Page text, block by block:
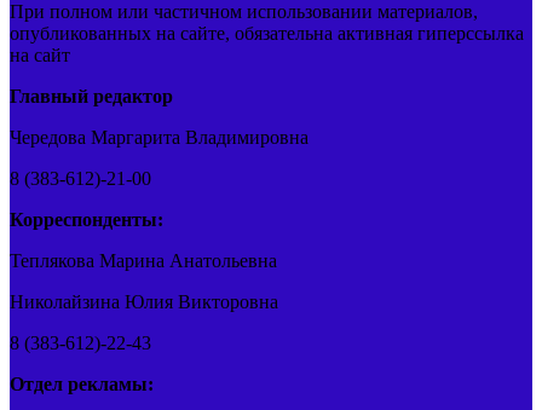
При полном или частичном использовании материалов,
опубликованных на сайте, обязательна активная гиперссылка
на сайт
Главный редактор
Чередова Маргарита Владимировна
8 (383-612)-21-00
Корреспонденты:
Теплякова Марина Анатольевна
Николайзина Юлия Викторовна
8 (383-612)-22-43
Отдел рекламы: